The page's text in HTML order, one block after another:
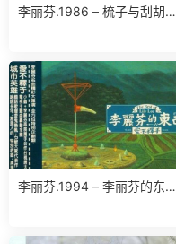
李丽芬.1986 – 梳子与刮胡刀
E】
李丽芬.1994 – 李丽芬的东西.